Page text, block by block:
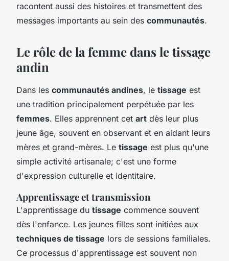
racontent aussi des histoires et transmettent des
messages importants au sein des communautés.
Le rôle de la femme dans le tissage
andin
Dans les communautés andines, le tissage est
une tradition principalement perpétuée par les
femmes. Elles apprennent cet art dès leur plus
jeune âge, souvent en observant et en aidant leurs
mères et grand-mères. Le tissage est plus qu'une
simple activité artisanale; c'est une forme
d'expression culturelle et identitaire.
Apprentissage et transmission
L'apprentissage du tissage commence souvent
dès l'enfance. Les jeunes filles sont initiées aux
techniques de tissage lors de sessions familiales.
Ce processus d'apprentissage est souvent non